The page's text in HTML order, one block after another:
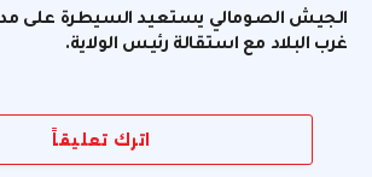
الجيش الصومالي يستعيد السيطرة على
غرب البلاد مع استقالة رئيس الولاية.
اترك تعليقاً